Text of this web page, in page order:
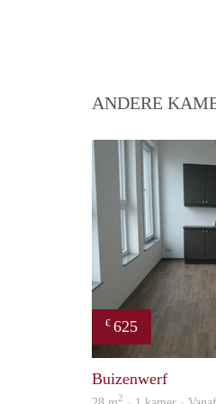
ANDERE
€ 625
Buizenwerf
2